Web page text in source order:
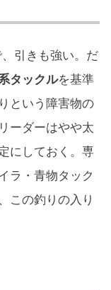
引きも強い。だ
タックルを基準
という障害物の
ーダーはやや太
にしておく。専
ラ・青物タック
この釣りの入り